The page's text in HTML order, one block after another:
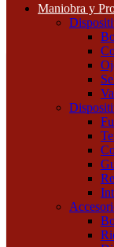
Maniobra y 0
Tu